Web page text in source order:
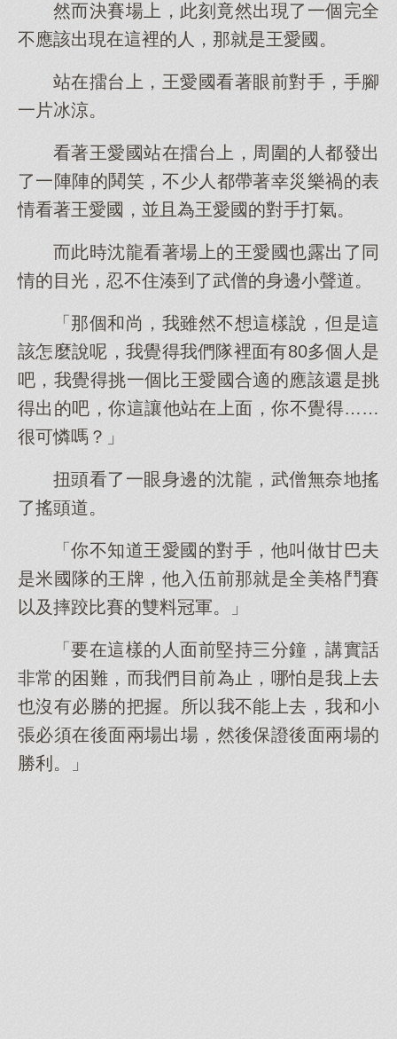
然而決賽場上，此刻竟然出現了一個完全
不應該出現在這裡的人，那就是王愛國。
站在擂台上，王愛國看著眼前對手，手腳
一片冰涼。
看著王愛國站在擂台上，周圍的人都發出
了一陣陣的鬨笑，不少人都帶著幸災樂禍的表
情看著王愛國，並且為王愛國的對手打氣。
而此時沈龍看著場上的王愛國也露出了同
情的目光，忍不住湊到了武僧的身邊小聲道。
「那個和尚，我雖然不想這樣說，但是這
該怎麼說呢，我覺得我們隊裡面有80多個人是
吧，我覺得挑一個比王愛國合適的應該還是挑
得出的吧，你這讓他站在上面，你不覺得……
很可憐嗎？」
扭頭看了一眼身邊的沈龍，武僧無奈地搖
了搖頭道。
「你不知道王愛國的對手，他叫做甘巴夫
是米國隊的王牌，他入伍前那就是全美格鬥賽
以及摔跤比賽的雙料冠軍。」
「要在這樣的人面前堅持三分鐘，講實話
非常的困難，而我們目前為止，哪怕是我上去
也沒有必勝的把握。所以我不能上去，我和小
張必須在後面兩場出場，然後保證後面兩場的
勝利。」